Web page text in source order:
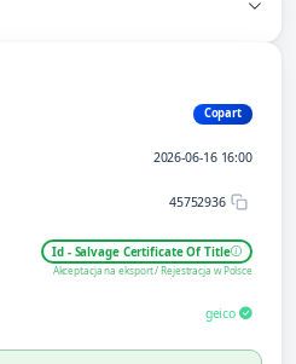
Copart
2026-06-16 16:00
45752936
Id - Salvage Certificate Of Title
Akceptacja na eksport / Rejestracja w Polsce
geico